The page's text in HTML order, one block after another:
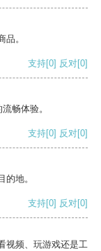
。
支持[0] 反对[0]
畅体验。
支持[0] 反对[0]
地。
支持[0] 反对[0]
视频、玩游戏还是工